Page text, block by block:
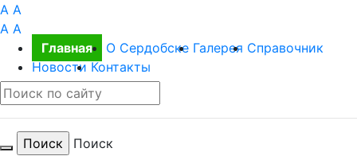
A A
A A
Главная
О Сердобске Галерея Справочник
Новости Контакты
Поиск